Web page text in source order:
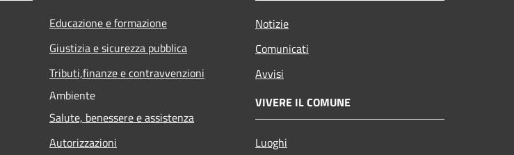
Educazione e formazione
Giustizia e sicurezza pubblica
Tributi,finanze e contravvenzioni
Ambiente
Salute, benessere e assistenza
Autorizzazioni
Notizie
Comunicati
Avvisi
VIVERE IL COMUNE
Luoghi